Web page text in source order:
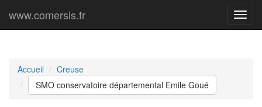
Menu
www.comersis.fr
Accueil
Creuse
SMO conservatoire départemental Emile Goué